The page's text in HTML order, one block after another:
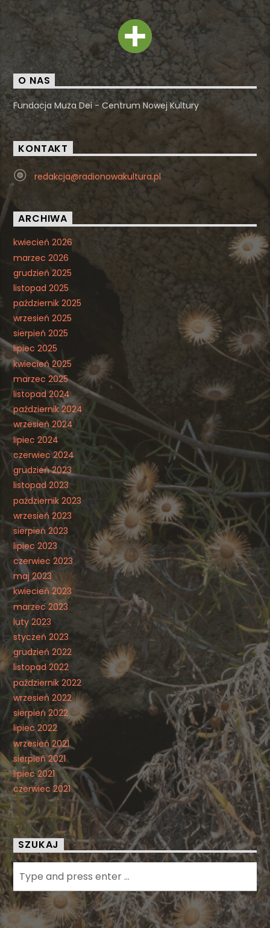
O NAS
Fundacja Muza Dei - Centrum Nowej Kultury
KONTAKT
redakcja@radionowakultura.pl
ARCHIWA
kwiecień 2026
marzec 2026
grudzień 2025
listopad 2025
październik 2025
wrzesień 2025
sierpień 2025
lipiec 2025
kwiecień 2025
marzec 2025
listopad 2024
październik 2024
wrzesień 2024
lipiec 2024
czerwiec 2024
grudzień 2023
listopad 2023
październik 2023
wrzesień 2023
sierpień 2023
lipiec 2023
czerwiec 2023
maj 2023
kwiecień 2023
marzec 2023
luty 2023
styczeń 2023
grudzień 2022
listopad 2022
październik 2022
wrzesień 2022
sierpień 2022
lipiec 2022
wrzesień 2021
sierpień 2021
lipiec 2021
czerwiec 2021
SZUKAJ